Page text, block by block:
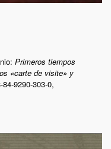
Primeros tiempos
«carte de visite» y
9290-303-0,